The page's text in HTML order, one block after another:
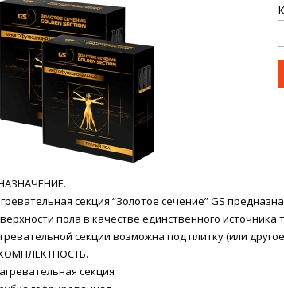
секция “Золотое сечение” GS
пола в качестве единственного
секции возможна под плитку (или
секция